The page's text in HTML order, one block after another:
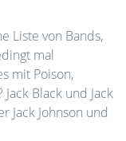
Liste von Bands,
mal
mit Poison,
Black und Jack
Jack Johnson und